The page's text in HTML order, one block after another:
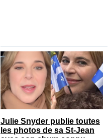
Julie Snyder publie toutes
les photos de sa St-Jean